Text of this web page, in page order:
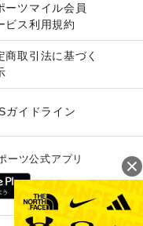
ーツマイル会員
ビス利用規約
商取引法に基づく
ガイドライン
ーツ公式アプリ